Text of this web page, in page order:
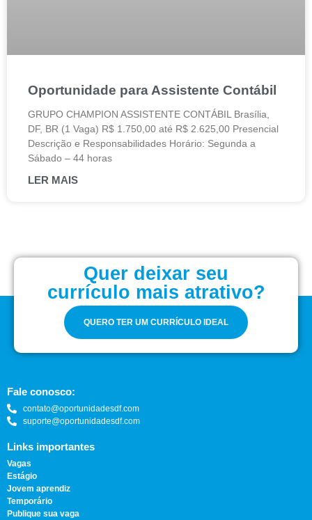
Oportunidade para Assistente Contábil
GRUPO CHAMPION ASSISTENTE CONTÁBIL Brasília,
DF, BR (1 Vaga) R$ 1.750,00 até R$ 2.625,00 Presencial
Descrição e Responsabilidades Horário: Segunda a
Sábado – 44 horas
LER MAIS
Quer deixar seu
currículo mais atrativo?
QUERO TER UM CURRÍCULO IDEAL
Fale conosco:
contato@oportunidadesdf.com
suporte@oportunidadesdf.com
Links importantes
Vagas
Estágio
Jovem aprendiz
Temporário
Publique sua vaga